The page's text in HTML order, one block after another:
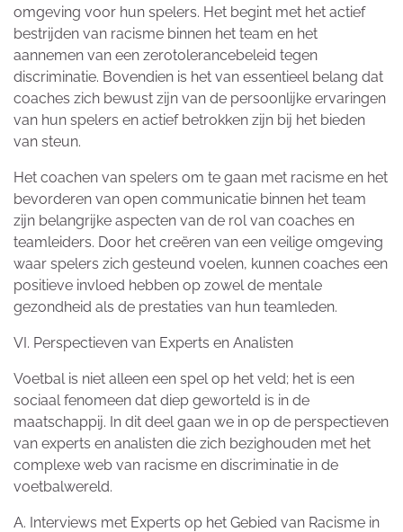
omgeving voor hun spelers. Het begint met het actief
bestrijden van racisme binnen het team en het
aannemen van een zerotolerancebeleid tegen
discriminatie. Bovendien is het van essentieel belang dat
coaches zich bewust zijn van de persoonlijke ervaringen
van hun spelers en actief betrokken zijn bij het bieden
van steun.
Het coachen van spelers om te gaan met racisme en het
bevorderen van open communicatie binnen het team
zijn belangrijke aspecten van de rol van coaches en
teamleiders. Door het creëren van een veilige omgeving
waar spelers zich gesteund voelen, kunnen coaches een
positieve invloed hebben op zowel de mentale
gezondheid als de prestaties van hun teamleden.
VI. Perspectieven van Experts en Analisten
Voetbal is niet alleen een spel op het veld; het is een
sociaal fenomeen dat diep geworteld is in de
maatschappij. In dit deel gaan we in op de perspectieven
van experts en analisten die zich bezighouden met het
complexe web van racisme en discriminatie in de
voetbalwereld.
A. Interviews met Experts op het Gebied van Racisme in